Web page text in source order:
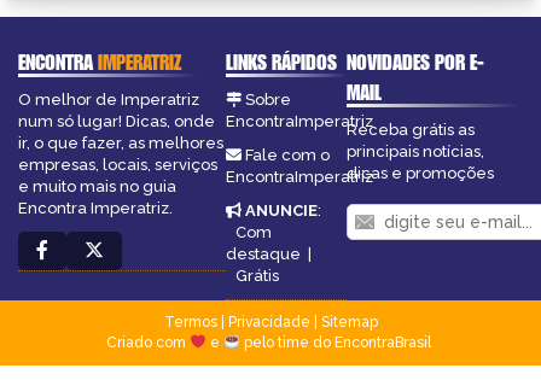
ENCONTRAIMPERATRIZ
O melhor de Imperatriz
num só lugar! Dicas, onde
ir, o que fazer, as melhores
empresas, locais, serviços
e muito mais no guia
Encontra Imperatriz.
LINKS RÁPIDOS
Sobre
EncontraImperatriz
Fale com o
EncontraImperatriz
ANUNCIE:
Com
destaque |
Grátis
NOVIDADES POR E-
MAIL
Receba grátis as
principais notícias,
dicas e promoções
Termos| Privacidade
Sitemap
Criado com
e pelo time do EncontraBrasil